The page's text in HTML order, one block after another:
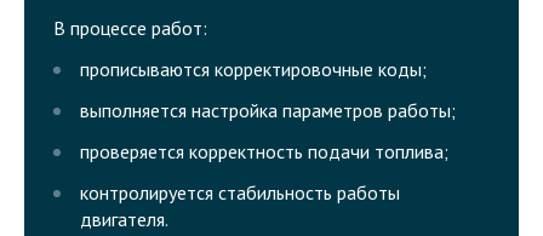
В процессе работ:
прописываются корректировочные коды;
выполняется настройка параметров работы;
проверяется корректность подачи топлива;
контролируется стабильность работы
двигателя.